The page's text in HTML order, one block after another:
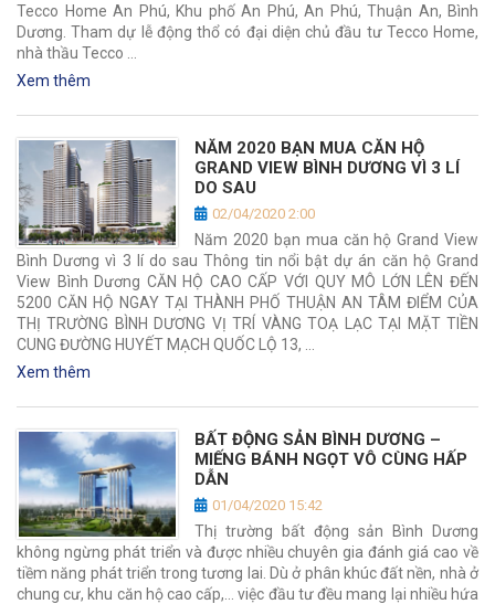
Tecco Home An Phú, Khu phố An Phú, An Phú, Thuận An, Bình
Dương. Tham dự lễ động thổ có đại diện chủ đầu tư Tecco Home,
nhà thầu Tecco …
Xem thêm
NĂM 2020 BẠN MUA CĂN HỘ
GRAND VIEW BÌNH DƯƠNG VÌ 3 LÍ
DO SAU
02/04/2020 2:00
Năm 2020 bạn mua căn hộ Grand View
Bình Dương vì 3 lí do sau Thông tin nổi bật dự án căn hộ Grand
View Bình Dương CĂN HỘ CAO CẤP VỚI QUY MÔ LỚN LÊN ĐẾN
5200 CĂN HỘ NGAY TẠI THÀNH PHỐ THUẬN AN TÂM ĐIỂM CỦA
THỊ TRƯỜNG BÌNH DƯƠNG VỊ TRÍ VÀNG TOẠ LẠC TẠI MẶT TIỀN
CUNG ĐƯỜNG HUYẾT MẠCH QUỐC LỘ 13, …
Xem thêm
BẤT ĐỘNG SẢN BÌNH DƯƠNG –
MIẾNG BÁNH NGỌT VÔ CÙNG HẤP
DẪN
01/04/2020 15:42
Thị trường bất động sản Bình Dương
không ngừng phát triển và được nhiều chuyên gia đánh giá cao về
tiềm năng phát triển trong tương lai. Dù ở phân khúc đất nền, nhà ở
chung cư, khu căn hộ cao cấp,… việc đầu tư đều mang lại nhiều hứa